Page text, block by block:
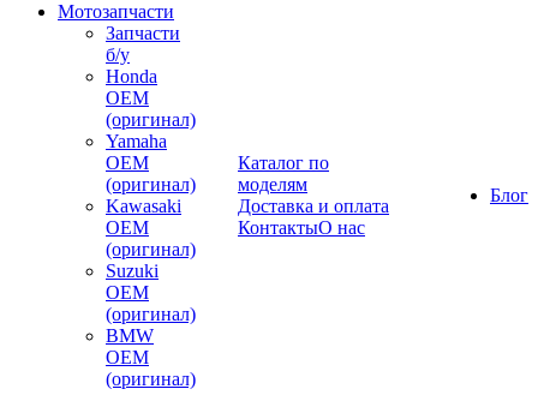
Мотозапчасти
Запчасти
б/у
Honda
OEM
(оригинал)
Yamaha
OEM
(оригинал)
Kawasaki
OEM
(оригинал)
Suzuki
OEM
(оригинал)
BMW
OEM
(оригинал)
Каталог по
моделям
Доставка и оплата
КонтактыО нас
Блог